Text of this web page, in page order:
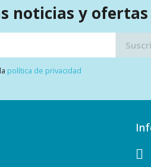
noticias y ofertas
política de privacidad